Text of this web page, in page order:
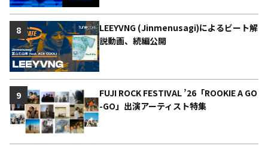
LEEYVNG (Jinmenusagi)によるビート解
説動画、続編公開
8
FUJI ROCK FESTIVAL ’26「ROOKIE A GO
-GO」出演アーティスト特集
9